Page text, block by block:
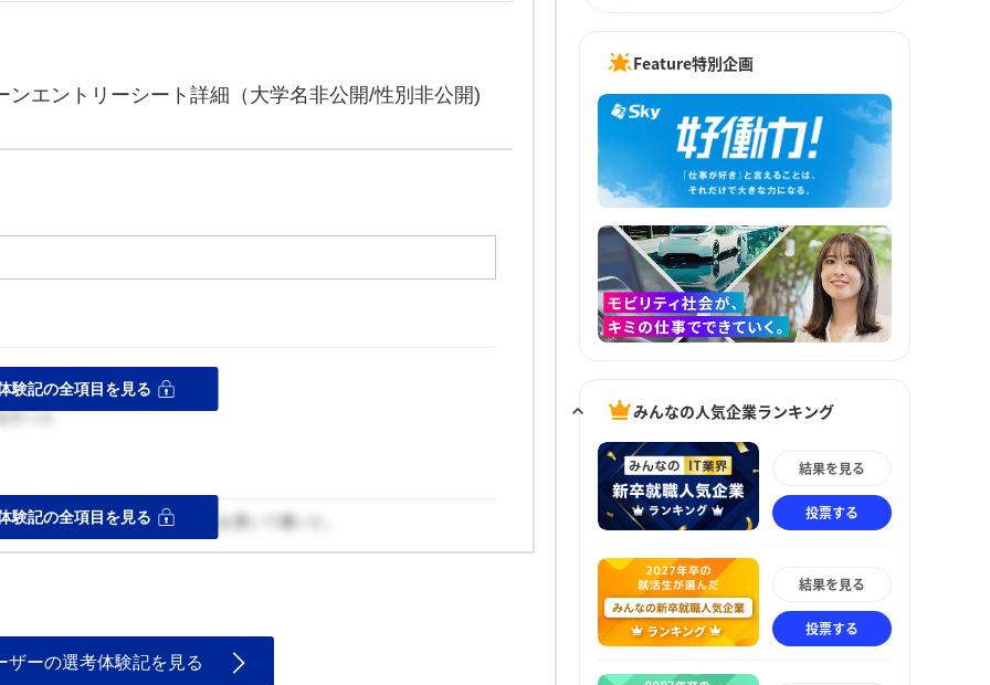
エントリーシート詳細（大学名非公開/性別非公開)
行った
験記の全項目を見る
を乗り越えていったかに重点を置いて書いた。
験記の全項目を見る
ザーの選考体験記を見る
Feature特別企画
みんなの人気企業ランキング
結果を見る
投票する
結果を見る
投票する